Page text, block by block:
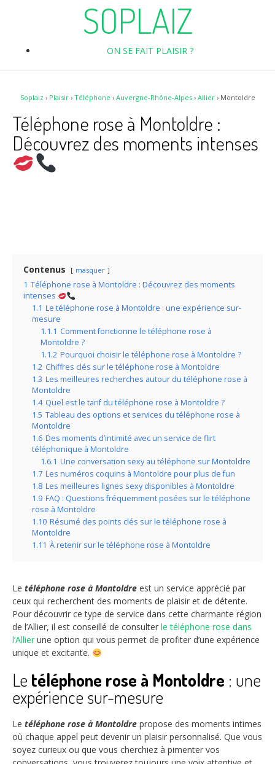
SOPLAIZ
ON SE FAIT PLAISIR ?
Soplaiz › Plaisir› Téléphone › Auvergne-Rhône-Alpes› Allier› Montoldre
Téléphone rose à Montoldre :
Découvrez des moments intenses
Contenus masquer
1 Téléphone rose à Montoldre : Découvrez des moments
intenses
1.1 Le téléphone rose à Montoldre : une expérience sur-
mesure
1.1.1 Comment fonctionne le téléphone rose à
Montoldre ?
1.1.2 Pourquoi choisir le téléphone rose à Montoldre ?
1.2 Chiffres clés sur le téléphone rose à Montoldre
1.3 Les meilleures recherches autour du téléphone rose à
Montoldre
1.4 Quel est le tarif du téléphone rose à Montoldre ?
1.5 Tableau des options et services du téléphone rose à
Montoldre
1.6 Des moments d’intimité avec un service de flirt
téléphonique à Montoldre
1.6.1 Une conversation sexy au téléphone sur Montoldre
1.7 Les numéros coquins à Montoldre pour plus de fun
1.8 Les meilleures lignes sexy disponibles à Montoldre
1.9 FAQ : Questions fréquemment posées sur le téléphone
rose à Montoldre
1.10 Résumé des points clés sur le téléphone rose à
Montoldre
1.11 À retenir sur le téléphone rose à Montoldre
Le téléphone rose à Montoldre est un service apprécié par
ceux qui recherchent des moments de plaisir et de détente.
Pour découvrir ce type de service dans cette charmante région
de l’Allier, il est conseillé de consulter le téléphone rose dans
l’Allier une option qui vous permet de profiter d’une expérience
unique et excitante.
Le téléphone rose à Montoldre : une
expérience sur-mesure
Le téléphone rose à Montoldre propose des moments intimes
où chaque appel peut devenir un plaisir personnalisé. Que vous
soyez curieux ou que vous cherchiez à pimenter vos